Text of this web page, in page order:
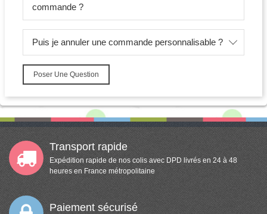
commande ?
Puis je annuler une commande personnalisable ?
Poser Une Question
Transport rapide
Expédition rapide de nos colis avec DPD livrés en 24 à 48
heures en France métropolitaine
Paiement sécurisé